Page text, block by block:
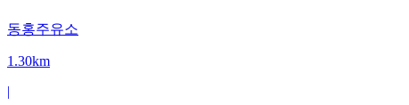
동홍주유소
1.30km
|